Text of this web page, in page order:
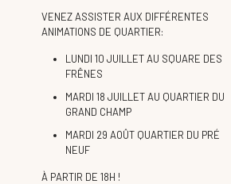
VENEZ ASSISTER AUX DIFFÉRENTES
ANIMATIONS DE QUARTIER:
LUNDI 10 JUILLET AU SQUARE DES
FRÊNES
MARDI 18 JUILLET AU QUARTIER DU
GRAND CHAMP
MARDI 29 AOÛT QUARTIER DU PRÉ
NEUF
À PARTIR DE 18H !